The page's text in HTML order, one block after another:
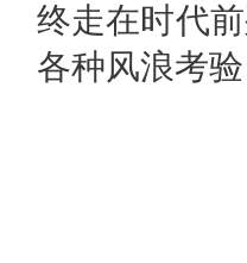
终走在时代
各种风浪考